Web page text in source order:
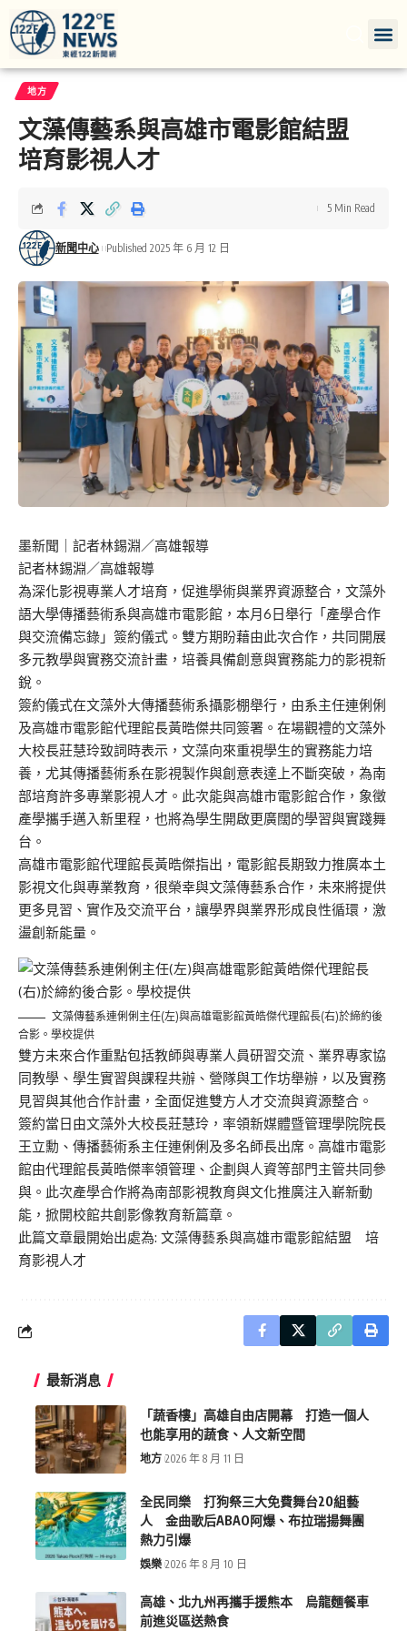
地方
文藻傳藝系與高雄市電影館結盟
培育影視人才
新聞中心 Published 2025 年 6 月 12 日
5 Min Read
墨新聞 ｜記者林錫淵／高雄報導
記者林錫淵／高雄報導
為深化影視專業人才培育，促進學術與業界資源整合，文藻外
語大學傳播藝術系與高雄市電影館，本月6日舉行「產學合作
與交流備忘錄」簽約儀式。雙方期盼藉由此次合作，共同開展
多元教學與實務交流計畫，培養具備創意與實務能力的影視新
銳。
簽約儀式在文藻外大傳播藝術系攝影棚舉行，由系主任連俐俐
及高雄市電影館代理館長黃晧傑共同簽署。在場觀禮的文藻外
大校長莊慧玲致詞時表示，文藻向來重視學生的實務能力培
養，尤其傳播藝術系在影視製作與創意表達上不斷突破，為南
部培育許多專業影視人才。此次能與高雄市電影館合作，象徵
產學攜手邁入新里程，也將為學生開啟更廣闊的學習與實踐舞
台。
高雄市電影館代理館長黃晧傑指出，電影館長期致力推廣本土
影視文化與專業教育，很榮幸與文藻傳藝系合作，未來將提供
更多見習、實作及交流平台，讓學界與業界形成良性循環，激
盪創新能量。
文藻傳藝系連俐俐主任(左)與高雄電影館黃皓傑代理館長(右)於締約後
合影。學校提供
雙方未來合作重點包括教師與專業人員研習交流、業界專家協
同教學、學生實習與課程共辦、營隊與工作坊舉辦，以及實務
見習與其他合作計畫，全面促進雙方人才交流與資源整合。
簽約當日由文藻外大校長莊慧玲，率領新媒體暨管理學院院長
王立勳、傳播藝術系主任連俐俐及多名師長出席。高雄市電影
館由代理館長黃晧傑率領管理、企劃與人資等部門主管共同參
與。此次產學合作將為南部影視教育與文化推廣注入嶄新動
能，掀開校館共創影像教育新篇章。
此篇文章最開始出處為: 文藻傳藝系與高雄市電影館結盟 培
育影視人才
最新消息
「蔬香樓」高雄自由店開幕 打造一個人
也能享用的蔬食、人文新空間
地方 2026 年 8 月 11 日
全民同樂 打狗祭三大免費舞台20組藝
人 金曲歌后ABAO阿爆、布拉瑞揚舞團
熱力引爆
娛樂 2026 年 8 月 10 日
高雄、北九州再攜手援熊本 烏龍麵餐車
前進災區送熱食